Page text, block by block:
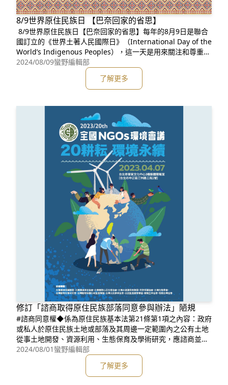
8/9世界原住民族日 【巴奈回家的省思】
8/9世界原住民族日【巴奈回家的省思】每年的8月9日是聯合
國訂立的《世界土著人民國際日》（International Day of the
World’s Indigenous Peoples），這一天是用來關注和尊重全
球各地的土著人民。土著人民是指那些在自己祖先的土地上生
活了很久的人，他們有自己獨特的語言和文化。土著人民這個
詞是目前聯合國官網中文語言的用詞，在台灣則使用原
2024/08/09蠻野編輯部
了解更多
修訂「諮商取得原住⺠族部落同意參與辦法」陋規
#諮商同意權◆係為原住民族基本法第21條第1項之內容：政府
或私人於原住民族土地或部落及其周邊一定範圍內之公有土地
從事土地開發、資源利用、生態保育及學術研究，應諮商並取
得原住民族或部落同意或參與，原住民得分享相關利益。◆主
要目的是肯認原住民族之諮商同意權，保障原住民族對於土地
與自然資源之權益。#台灣蠻野心足生態協會關注並參與修訂#
諮商取得原住民族部落同意參與辦法◆透過2023年全國NGOs
2024/08/01 蠻野編輯部
了解更多